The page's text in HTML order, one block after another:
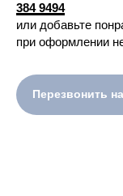
384 9494
или добавьте
при оформлении
Перезвонить